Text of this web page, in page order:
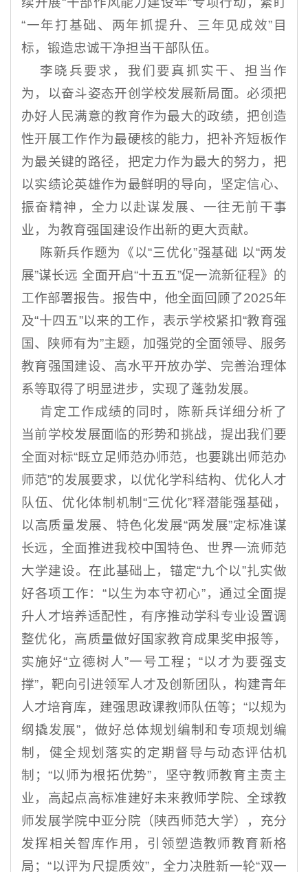
“一年打基础、两年抓提升、三年见成效”目
标，锻造忠诚干净担当干部队伍。
李晓兵要求，我们要真抓实干、担当作
为，以奋斗姿态开创学校发展新局面。必须把
办好人民满意的教育作为最大的政绩，把创造
性开展工作作为最硬核的能力，把补齐短板作
为最关键的路径，把定力作为最大的努力，把
以实绩论英雄作为最鲜明的导向，坚定信心、
振奋精神，全力以赴谋发展、一往无前干事
业，为教育强国建设作出新的更大贡献。
陈新兵作题为《以“三优化”强基础 以“两发
展”谋长远 全面开启“十五五”促一流新征程》的
工作部署报告。报告中，他全面回顾了2025年
及“十四五”以来的工作，表示学校紧扣“教育强
国、陕师有为”主题，加强党的全面领导、服务
教育强国建设、高水平开放办学、完善治理体
系等取得了明显进步，实现了蓬勃发展。
肯定工作成绩的同时，陈新兵详细分析了
当前学校发展面临的形势和挑战，提出我们要
全面对标“既立足师范办师范，也要跳出师范办
师范”的发展要求，以优化学科结构、优化人才
队伍、优化体制机制“三优化”释潜能强基础，
以高质量发展、特色化发展“两发展”定标准谋
长远，全面推进我校中国特色、世界一流师范
大学建设。在此基础上，锚定“九个以”扎实做
好各项工作：“以生为本守初心”，通过全面提
升人才培养适配性，有序推动学科专业设置调
整优化，高质量做好国家教育成果奖申报等，
实施好“立德树人”一号工程；“以才为要强支
撑”，靶向引进领军人才及创新团队，构建青年
人才培育库，建强思政课教师队伍等；“以规为
纲撬发展”，做好总体规划编制和专项规划编
制，健全规划落实的定期督导与动态评估机
制；“以师为根拓优势”，坚守教师教育主责主
业，高起点高标准建好未来教师学院、全球教
师发展学院中亚分院（陕西师范大学），充分
发挥相关智库作用，引领塑造教师教育新格
局；“以评为尺提质效”，全力决胜新一轮“双一